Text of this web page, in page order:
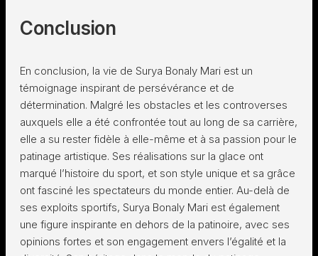
Conclusion
En conclusion, la vie de Surya Bonaly Mari est un
témoignage inspirant de persévérance et de
détermination. Malgré les obstacles et les controverses
auxquels elle a été confrontée tout au long de sa carrière,
elle a su rester fidèle à elle-même et à sa passion pour le
patinage artistique. Ses réalisations sur la glace ont
marqué l’histoire du sport, et son style unique et sa grâce
ont fasciné les spectateurs du monde entier. Au-delà de
ses exploits sportifs, Surya Bonaly Mari est également
une figure inspirante en dehors de la patinoire, avec ses
opinions fortes et son engagement envers l’égalité et la